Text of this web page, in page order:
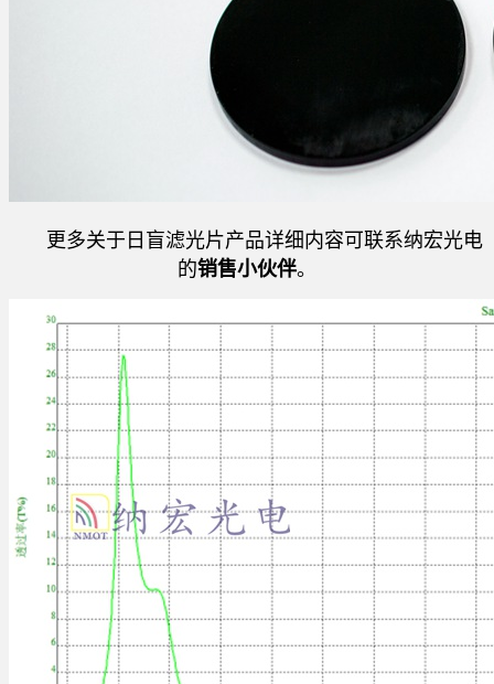
更多关于日盲滤光片产品详细内容可联系纳宏光电
的销售小伙伴。